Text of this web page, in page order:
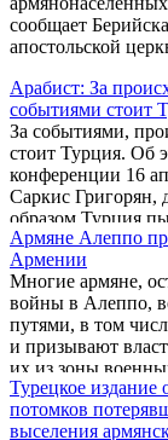
сообщает
апостольской
Арабист: За
событиями стоит
За событиями,
стоит Турция. Об
конференции 16
Саркис Григорян,
образом Турция
присутствие на
территориях.
Армяне Алеппо
Армении
Многие армяне,
войны в Алеппо,
путями, в том
и призывают
их из зоны
Турецкое издание
потомков
выселения